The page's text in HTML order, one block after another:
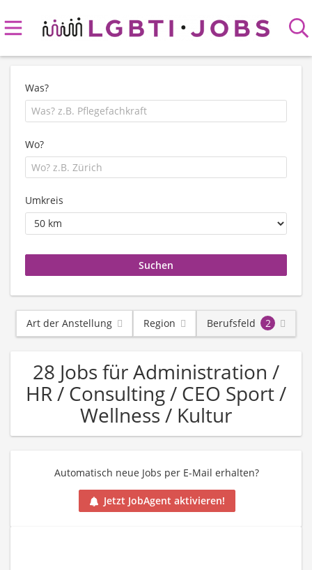
Was?
Wo?
Umkreis
Art der Anstellung Region Berufsfeld 2
28 Jobs für Administration /
HR / Consulting / CEO Sport /
Wellness / Kultur
Automatisch neue Jobs per E-Mail erhalten?
Jetzt JobAgent aktivieren!